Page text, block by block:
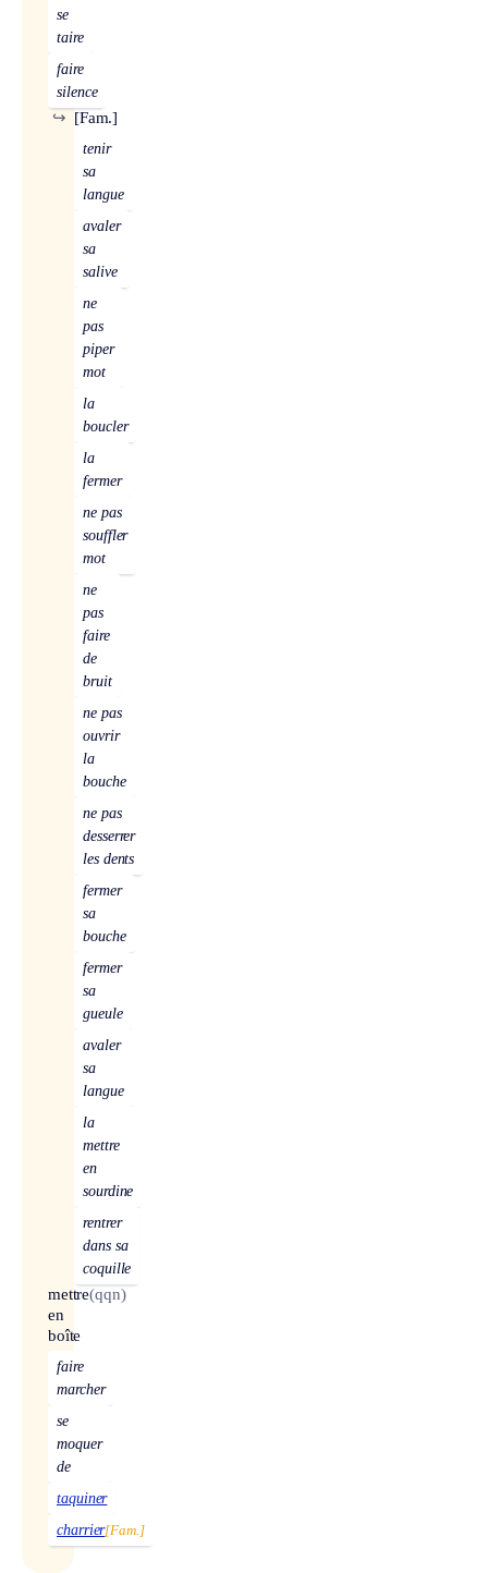
se
taire
faire
silence
[Fam.]
↪
tenir
sa
langue
avaler
sa
salive
ne
pas
piper
mot
la
boucler
la
fermer
ne pas
souffler
mot
ne
pas
faire
de
bruit
ne pas
ouvrir
la
bouche
ne pas
desserrer
les dents
fermer
sa
bouche
fermer
sa
gueule
avaler
sa
langue
la
mettre
en
sourdine
rentrer
dans sa
coquille
mettre
en
boîte
(qqn)
faire
marcher
se
moquer
de
taquiner
charrier[Fam.]